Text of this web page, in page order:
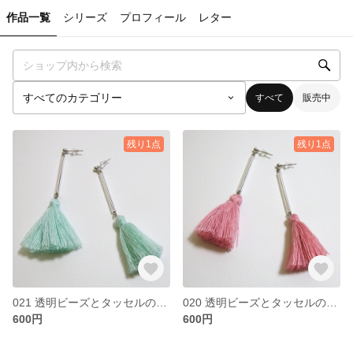
作品一覧 シリーズ プロフィール レター
すべて 販売中
残り1点
600円
残り1点
600円